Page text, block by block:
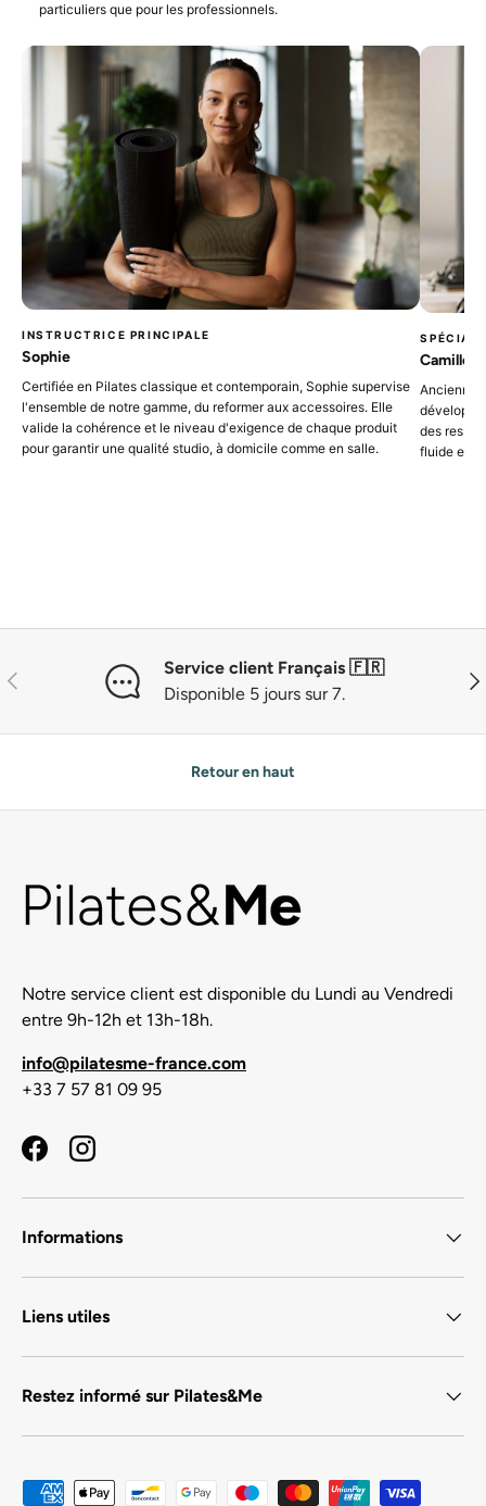
particuliers que pour les professionnels.
INSTRUCTRICE PRINCIPALE
Sophie
Certifiée en Pilates classique et contemporain, Sophie supervise
l'ensemble de notre gamme, du reformer aux accessoires. Elle
valide la cohérence et le niveau d'exigence de chaque produit
pour garantir une qualité studio, à domicile comme en salle.
Camille
Ancienne
des
fluide et
Précédent
Service client Français 🇫🇷
Disponible 5 jours sur 7.
Retour en haut
Notre service client est disponible du Lundi au Vendredi
entre 9h-12h et 13h-18h.
info@pilatesme-france.com
+33 7 57 81 09 95
FacebookInstagram
Informations
Liens utiles
Restez informé sur Pilates&Me
Moyens de paiement acceptés